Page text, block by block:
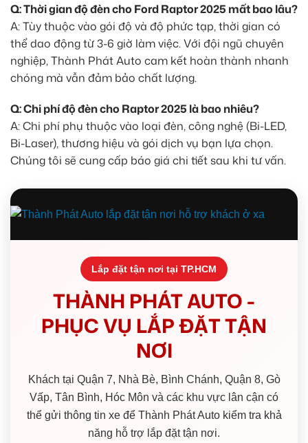
Q: Thời gian độ đèn cho Ford Raptor 2025 mất bao lâu?
A: Tùy thuộc vào gói độ và độ phức tạp, thời gian có
thể dao động từ 3-6 giờ làm việc. Với đội ngũ chuyên
nghiệp, Thành Phát Auto cam kết hoàn thành nhanh
chóng mà vẫn đảm bảo chất lượng.
Q: Chi phí độ đèn cho Raptor 2025 là bao nhiêu?
A: Chi phí phụ thuộc vào loại đèn, công nghệ (Bi-LED,
Bi-Laser), thương hiệu và gói dịch vụ bạn lựa chọn.
Chúng tôi sẽ cung cấp báo giá chi tiết sau khi tư vấn.
Lắp đặt tận nơi tại TP.HCM
THÀNH PHÁT AUTO -
PHỤC VỤ LẮP ĐẶT TẬN
NƠI
Khách tại Quận 7, Nhà Bè, Bình Chánh, Quận 8, Gò
Vấp, Tân Bình, Hóc Môn và các khu vực lân cận có
thể gửi thông tin xe để Thành Phát Auto kiểm tra khả
năng hỗ trợ lắp đặt tận nơi.